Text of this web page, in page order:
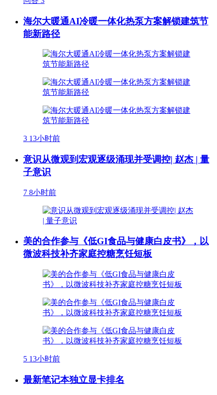
海尔大暖通AI冷暖一体化热泵方案解锁建筑节
能新路径
3 13小时前
意识从微观到宏观逐级涌现并受调控| 赵杰 | 量
子意识
7 8小时前
美的合作参与《低GI食品与健康白皮书》，以
微波科技补齐家庭控糖烹饪短板
5 13小时前
最新笔记本独立显卡排名